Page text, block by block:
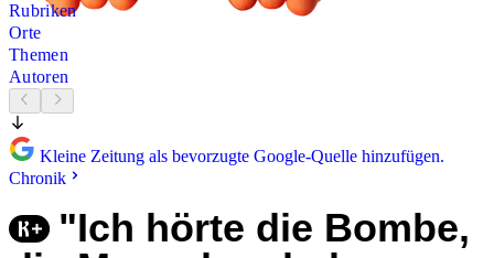
Rubriken
Orte
Themen
Autoren
Kleine Zeitung als bevorzugte Google-Quelle hinzufügen.
Chronik
"Ich hörte die Bombe,